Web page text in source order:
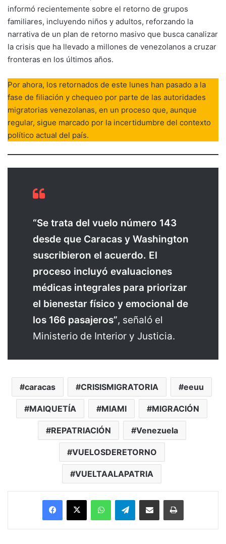
informó recientemente sobre el retorno de grupos
familiares, incluyendo niños y adultos, reforzando la
narrativa de un plan de retorno masivo que busca canalizar
la crisis que ha llevado a millones de venezolanos a cruzar
fronteras en los últimos años.
Por ahora, los retornados de este lunes han pasado a la
fase de filiación y chequeo por parte de las autoridades
migratorias venezolanas, en un proceso que, aunque
regular, sigue marcado por la incertidumbre del contexto
político actual del país.
“Se trata del vuelo número 143
desde que Caracas y Washington
suscribieron el acuerdo. El
proceso incluyó evaluaciones
médicas integrales para priorizar
el bienestar físico y emocional de
los 166 pasajeros”, señaló el
Ministerio de Interior y Justicia.
caracas CRISISMIGRATORIA eeuu
MAIQUETÍA MIAMI MIGRACIÓN
REPATRIACIÓN Venezuela
VUELOSDERETORNO
VUELTAALAPATRIA
Facebook
X WhatsAppTelegramEnviar vía email Imprimir